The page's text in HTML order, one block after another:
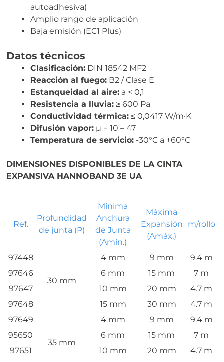
autoadhesiva)
Amplio rango de aplicación
Baja emisión (EC1 Plus)
Datos técnicos
Clasificación:DIN 18542 MF2
Reacción al fuego:B2 / Clase E
Estanqueidad al aire:a < 0,1
Resistencia a lluvia:≥ 600 Pa
Conductividad térmica:≤ 0,0417 W/m·K
Difusión vapor:µ = 10 – 47
Temperatura de servicio:-30°C a +60°C
DIMENSIONES DISPONIBLES DE LA CINTA
EXPANSIVA HANNOBAND 3E UA
Ref.
Profundidad
de junta (P)
Mínima
Anchura
de Junta
(Amín.)
Máxima
Expansión
(Amáx.)
m/rollo
97448
30 mm
4 mm 9 mm
9.4 m
97646
6 mm 15 mm
7 m
97647
10 mm 20 mm
4.7 m
97648
15 mm 30 mm
4.7 m
97649
35 mm
4 mm 9 mm
9.4 m
95650
6 mm 15 mm
7 m
97651
10 mm 20 mm
4.7 m